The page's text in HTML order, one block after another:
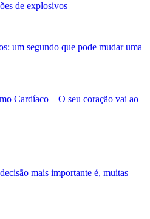
de explosivos
um segundo que pode mudar uma
Cardíaco – O seu coração vai ao
mais importante é, muitas